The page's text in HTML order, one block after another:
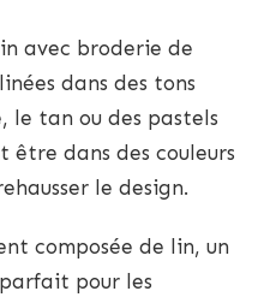
avec broderie de
dans des tons
le tan ou des pastels
être dans des couleurs
le design.
composée de lin, un
pour les